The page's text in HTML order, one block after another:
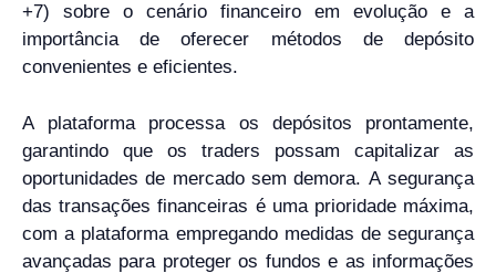
+7) sobre o cenário financeiro em evolução e a
importância de oferecer métodos de depósito
convenientes e eficientes.
A plataforma processa os depósitos prontamente,
garantindo que os traders possam capitalizar as
oportunidades de mercado sem demora. A segurança
das transações financeiras é uma prioridade máxima,
com a plataforma empregando medidas de segurança
avançadas para proteger os fundos e as informações